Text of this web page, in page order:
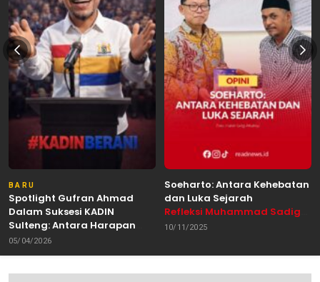
BARU
Spotlight Gufran Ahmad
Dalam Suksesi KADIN
Sulteng: Antara Harapan
dan Kebutuhan Perubahan
05/04/2026
Soeharto: Antara Kehebatan
dan Luka Sejarah
Refleksi Muhammad Sadig
Alhabsyie, Akademisi UIN
10/11/2025